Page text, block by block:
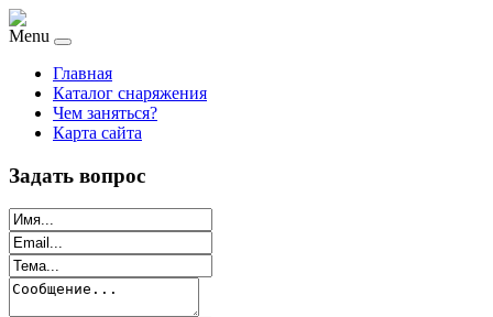
Menu
Главная
Каталог снаряжения
Чем заняться?
Карта сайта
Задать вопрос